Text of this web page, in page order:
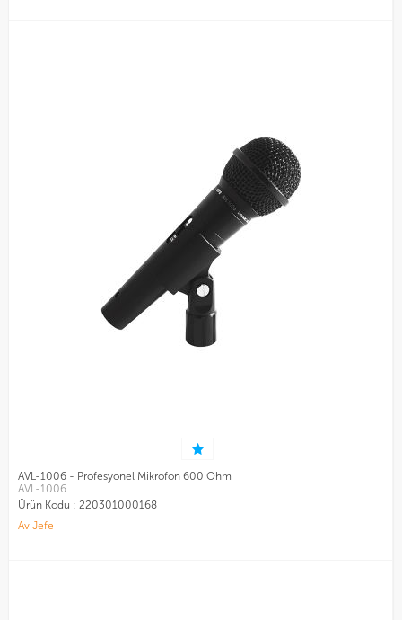
AVL-1006 - Profesyonel Mikrofon 600 Ohm
AVL-1006
Ürün Kodu : 220301000168
Av Jefe